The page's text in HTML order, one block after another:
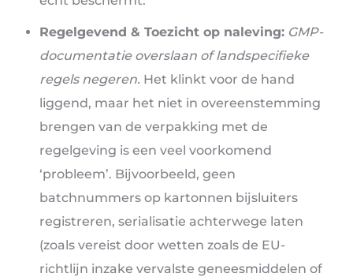
Regelgevend & Toezicht op naleving: GMP-
documentatie overslaan of landspecifieke
regels negeren. Het klinkt voor de hand
liggend, maar het niet in overeenstemming
brengen van de verpakking met de
regelgeving is een veel voorkomend
‘probleem’. Bijvoorbeeld, geen
batchnummers op kartonnen bijsluiters
registreren, serialisatie achterwege laten
(zoals vereist door wetten zoals de EU-
richtlijn inzake vervalste geneesmiddelen of